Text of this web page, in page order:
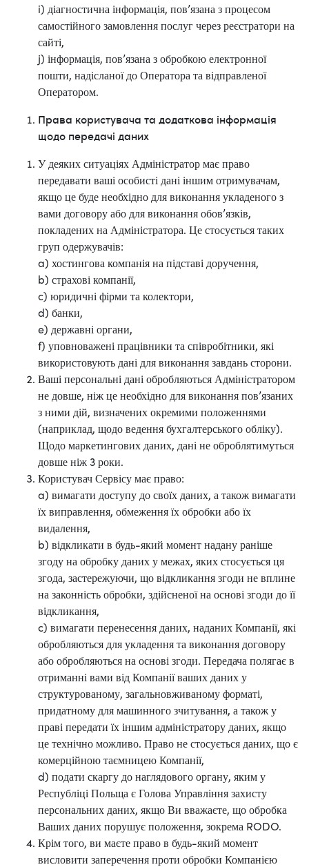
i) діагностична інформація, пов’язана з процесом
самостійного замовлення послуг через реєстратори на
сайті,
j) інформація, пов’язана з обробкою електронної
пошти, надісланої до Оператора та відправленої
Оператором.
Права користувача та додаткова інформація
щодо передачі даних
У деяких ситуаціях Адміністратор має право
передавати ваші особисті дані іншим отримувачам,
якщо це буде необхідно для виконання укладеного з
вами договору або для виконання обов’язків,
покладених на Адміністратора. Це стосується таких
груп одержувачів:
a) хостингова компанія на підставі доручення,
b) страхові компанії,
c) юридичні фірми та колектори,
d) банки,
e) державні органи,
f) уповноважені працівники та співробітники, які
використовують дані для виконання завдань сторони.
Ваші персональні дані обробляються Адміністратором
не довше, ніж це необхідно для виконання пов’язаних
з ними дій, визначених окремими положеннями
(наприклад, щодо ведення бухгалтерського обліку).
Щодо маркетингових даних, дані не оброблятимуться
довше ніж 3 роки.
Користувач Сервісу має право:
a) вимагати доступу до своїх даних, а також вимагати
їх виправлення, обмеження їх обробки або їх
видалення,
b) відкликати в будь-який момент надану раніше
згоду на обробку даних у межах, яких стосується ця
згода, застережуючи, що відкликання згоди не вплине
на законність обробки, здійсненої на основі згоди до її
відкликання,
c) вимагати перенесення даних, наданих Компанії, які
обробляються для укладення та виконання договору
або обробляються на основі згоди. Передача полягає в
отриманні вами від Компанії ваших даних у
структурованому, загальновживаному форматі,
придатному для машинного зчитування, а також у
праві передати їх іншим адміністратору даних, якщо
це технічно можливо. Право не стосується даних, що є
комерційною таємницею Компанії,
d) подати скаргу до наглядового органу, яким у
Республіці Польща є Голова Управління захисту
персональних даних, якщо Ви вважаєте, що обробка
Ваших даних порушує положення, зокрема RODO.
Крім того, ви маєте право в будь-який момент
висловити заперечення проти обробки Компанією